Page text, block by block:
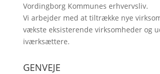
Vordingborg Kommunes erhvervsliv.
Vi arbejder med at tiltrække nye
vækste eksisterende virksomheder og
iværksættere.
GENVEJE